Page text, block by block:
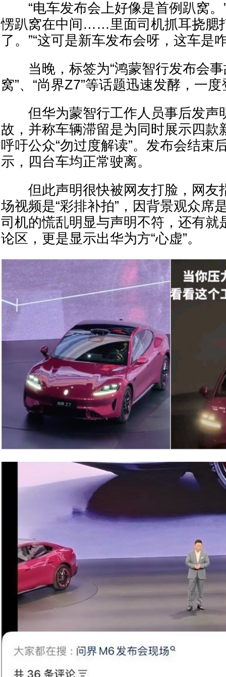
“电车发布会上好像是首例趴窝。
愣趴窝在中间……里面司机抓耳挠腮
了。”“这可是新车发布会呀，这车是
当晚，标签为“鸿蒙智行发布会事
窝”、“尚界Z7”等话题迅速发酵，一
但华为蒙智行工作人员事后发声
故，并称车辆滞留是为同时展示四款
呼吁公众“勿过度解读”。发布会结束
示，四台车均正常驶离。
但此声明很快被网友打脸，网友
场视频是“彩排补拍”，因背景观众席
司机的慌乱明显与声明不符，还有就
论区，更是显示出华为方“心虚”。